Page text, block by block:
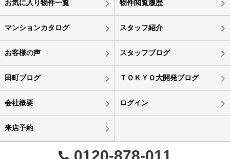
お気に入り物件一覧 物件閲覧履歴
マンションカタログ スタッフ紹介
お客様の声 スタッフブログ
田町ブログ ＴＯＫＹＯ大開発ブログ
会社概要 ログイン
来店予約
0120-878-011